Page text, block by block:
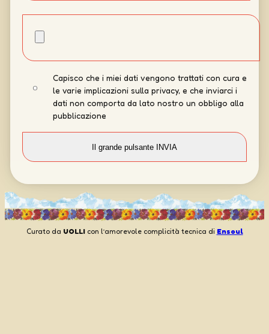
Capisco che i miei dati vengono trattati con cura e
le varie implicazioni sulla privacy, e che inviarci i
dati non comporta da lato nostro un obbligo alla
pubblicazione
Curato da UOLLIcon l’amorevole complicità tecnica di Ensoul